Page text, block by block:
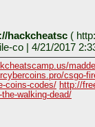
hackcheatsc (
co | 4/21/2017
csgo-
coins-codes/ http://
the-walking-dead/